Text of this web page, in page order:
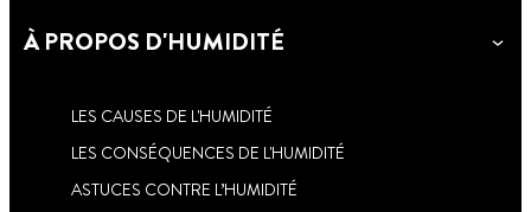
À PROPOS D'HUMIDITÉ
LES CAUSES DE L'HUMIDITÉ
LES CONSÉQUENCES DE L'HUMIDITÉ
ASTUCES CONTRE L’HUMIDITÉ